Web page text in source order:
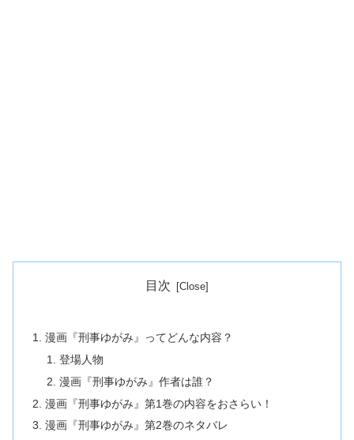
目次
漫画『刑事ゆがみ』ってどんな内容？
登場人物
漫画『刑事ゆがみ』作者は誰？
漫画『刑事ゆがみ』第1巻の内容をおさらい！
漫画『刑事ゆがみ』第2巻のネタバレ